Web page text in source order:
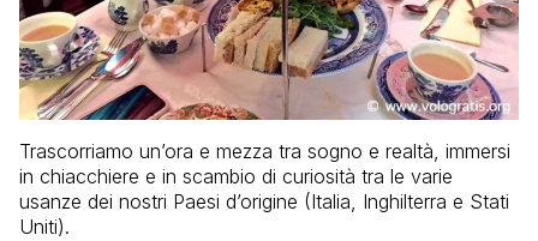
Trascorriamo un’ora e mezza tra sogno e realtà, immersi
in chiacchiere e in scambio di curiosità tra le varie
usanze dei nostri Paesi d’origine (Italia, Inghilterra e Stati
Uniti).